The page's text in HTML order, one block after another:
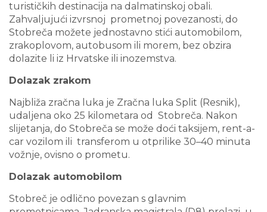
turističkih destinacija na dalmatinskoj obali.
Zahvaljujući izvrsnoj prometnoj povezanosti, do
Stobreča možete jednostavno stići automobilom,
zrakoplovom, autobusom ili morem, bez obzira
dolazite li iz Hrvatske ili inozemstva.
Dolazak zrakom
Najbliža zračna luka je Zračna luka Split (Resnik),
udaljena oko 25 kilometara od Stobreča. Nakon
slijetanja, do Stobreča se može doći taksijem, rent-a-
car vozilom ili transferom u otprilike 30–40 minuta
vožnje, ovisno o prometu.
Dolazak automobilom
Stobreč je odlično povezan s glavnim